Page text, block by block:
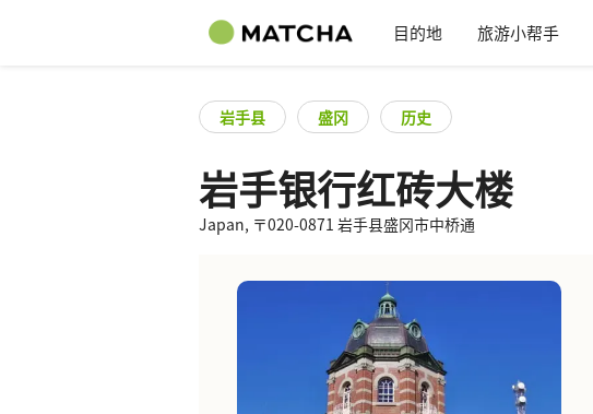
目的地 旅游小帮手
岩手县 盛冈 历史
岩手银行红砖大楼
Japan, 〒020-0871 岩手县盛冈市中桥通